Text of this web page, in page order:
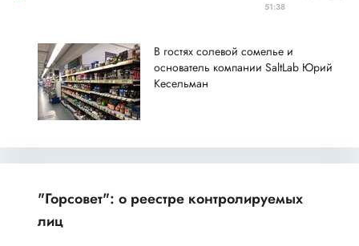
51:38
В гостях солевой сомелье и
основатель компании SaltLab Юрий
Кесельман
"Горсовет": о реестре контролируемых
лиц